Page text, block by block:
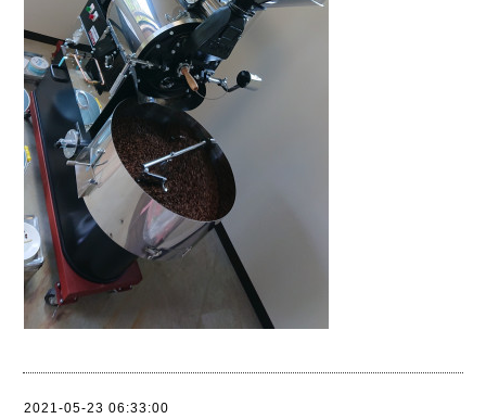
2021-05-23 06:33:00